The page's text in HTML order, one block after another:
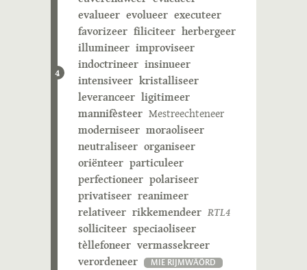
4
evalueer evolueer executeer
favorizeer filiciteer herbergeer
illumineer improviseer
indoctrineer insinueer
intensiveer kristalliseer
leveranceer ligitimeer
mannifèsteer Mestreechteneer
moderniseer moraoliseer
neutraliseer organiseer
oriënteer particuleer
perfectioneer polariseer
privatiseer reanimeer
relativeer rikkemendeer RTL4
solliciteer speciaoliseer
tèllefoneer vermassekreer
verordeneer
MIE RIJMWÄÖRD